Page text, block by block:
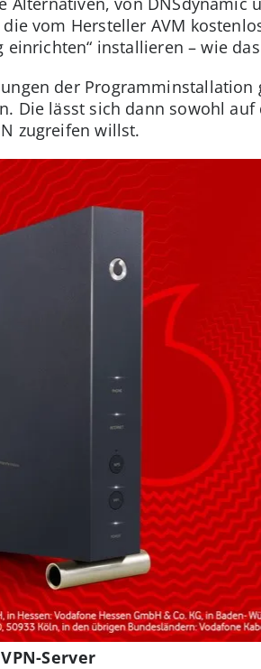
vom Hersteller AVM
einrichten“ installieren – wie
der
Die lässt sich dann sowohl
zugreifen willst.
Server